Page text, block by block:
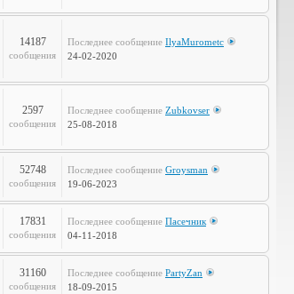
14187
сообщения
Последнее сообщение IlyaMurometc
24-02-2020
2597
сообщения
Последнее сообщение Zubkovser
25-08-2018
52748
сообщения
Последнее сообщение Groysman
19-06-2023
17831
сообщения
Последнее сообщение Пасечник
04-11-2018
31160
сообщения
Последнее сообщение PartyZan
18-09-2015